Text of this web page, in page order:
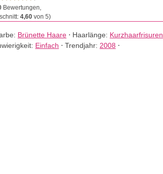
Bewertungen,
4,60von 5)
Brünette Haare ⋅ Haarlänge: Kurzhaarfrisuren
Einfach ⋅Trendjahr: 2008 ⋅